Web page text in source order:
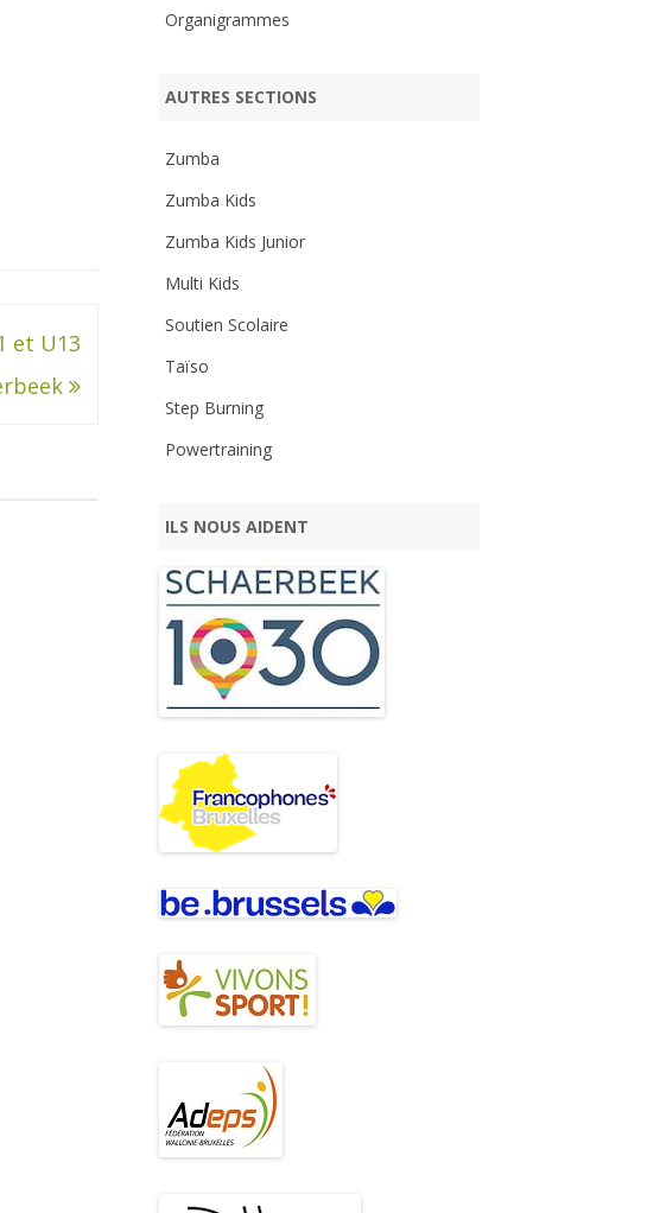
et U13
Organigrammes
AUTRES SECTIONS
Zumba
Zumba Kids
Zumba Kids Junior
Multi Kids
Soutien Scolaire
Taïso
Step Burning
Powertraining
ILS NOUS AIDENT